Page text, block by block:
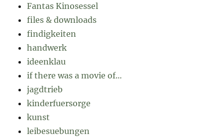
Fantas Kinosessel
files & downloads
findigkeiten
handwerk
ideenklau
if there was a movie of…
jagdtrieb
kinderfuersorge
kunst
leibesuebungen